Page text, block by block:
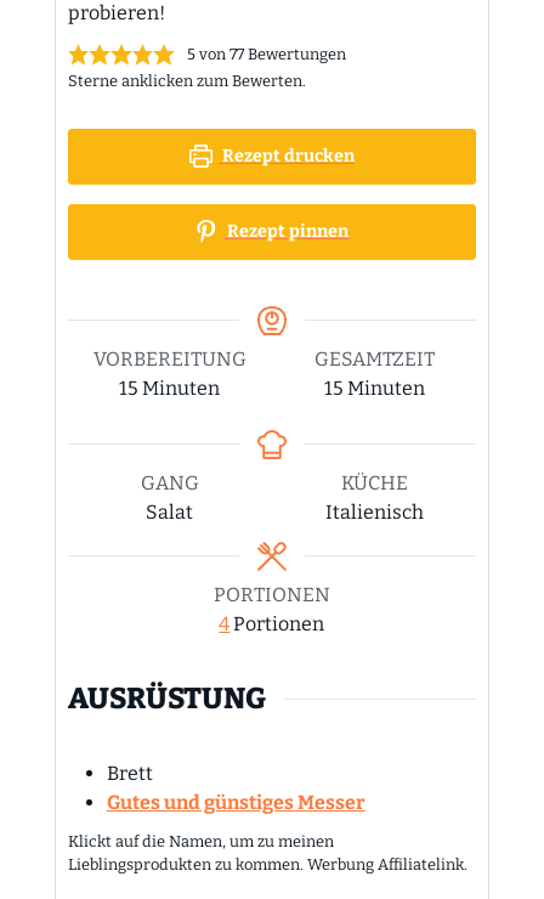
probieren!
5von 77Bewertungen
Sterne anklicken zum Bewerten.
Rezept drucken
Rezept pinnen
VORBEREITUNG
15 Minuten
Minuten
GESAMTZEIT
15Minuten
Minuten
GANG
Salat
KÜCHE
Italienisch
PORTIONEN
4Portionen
AUSRÜSTUNG
Brett
Gutes und günstiges Messer
Klickt auf die Namen, um zu meinen
Lieblingsprodukten zu kommen. Werbung Affiliatelink.